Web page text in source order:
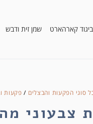
שמן זית ודבש ביגוד קארהארט
סוגי הפקעות והבצלים / פקעות
צבעוני